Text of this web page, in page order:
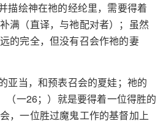
描绘神在祂的经纶里，需要得着
满（直译，与祂配对者）；虽然
的完全，但没有召会作祂的妻
亚当，和预表召会的夏娃；祂的
（一26；）就是要得着一位得胜的
，一位胜过魔鬼工作的基督加上